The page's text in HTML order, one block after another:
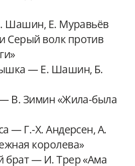
Шашин, Е. Муравьёв
Серый волк против
— Е. Шашин, Б.
— В. Зимин «Жила-была
— Г.-Х. Андерсен, А.
королева»
брат — И. Трер «Ама